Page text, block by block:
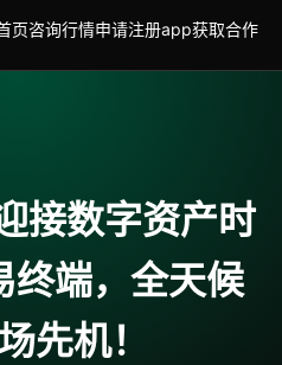
页咨询行情申请注册app获取合作
接数字资产时
终端，全天候
先机！